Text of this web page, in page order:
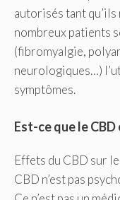
autorisés tant qu’ils
nombreux patients
(fibromyalgie,
neurologiques…)
symptômes.
Est-ce que le
Effets du CBD sur
CBD n’est pas